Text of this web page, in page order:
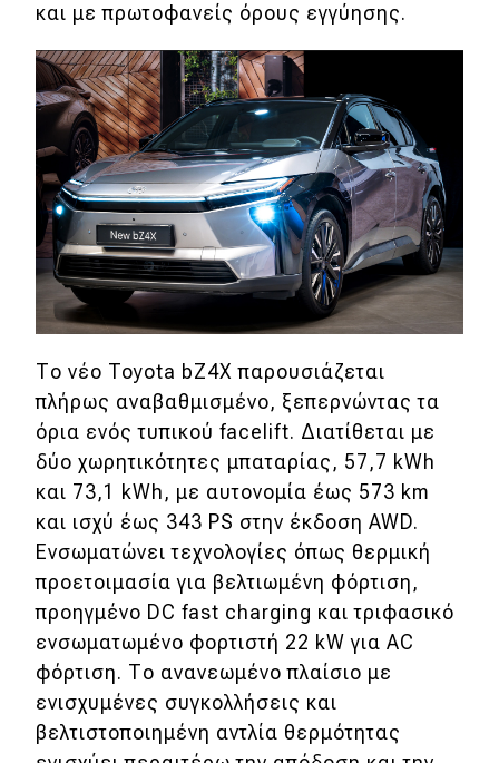
DRIVE Away
MOTO
Μεταχειρισμένο
Οδηγός αγοράς
Συμβουλές
Χρηστικά
Συμβουλές
ΚΤΕΟ
Οδική βοήθεια
eDRIVE
DRIVE USED
και με πρωτοφανείς όρους εγγύησης.
Το νέο Toyota bZ4X παρουσιάζεται
πλήρως αναβαθμισμένο, ξεπερνώντας τα
όρια ενός τυπικού facelift. Διατίθεται με
δύο χωρητικότητες μπαταρίας, 57,7 kWh
και 73,1 kWh, με αυτονομία έως 573 km
και ισχύ έως 343 PS στην έκδοση AWD.
Ενσωματώνει τεχνολογίες όπως θερμική
προετοιμασία για βελτιωμένη φόρτιση,
προηγμένο DC fast charging και τριφασικό
ενσωματωμένο φορτιστή 22 kW για AC
φόρτιση. Το ανανεωμένο πλαίσιο με
ενισχυμένες συγκολλήσεις και
βελτιστοποιημένη αντλία θερμότητας